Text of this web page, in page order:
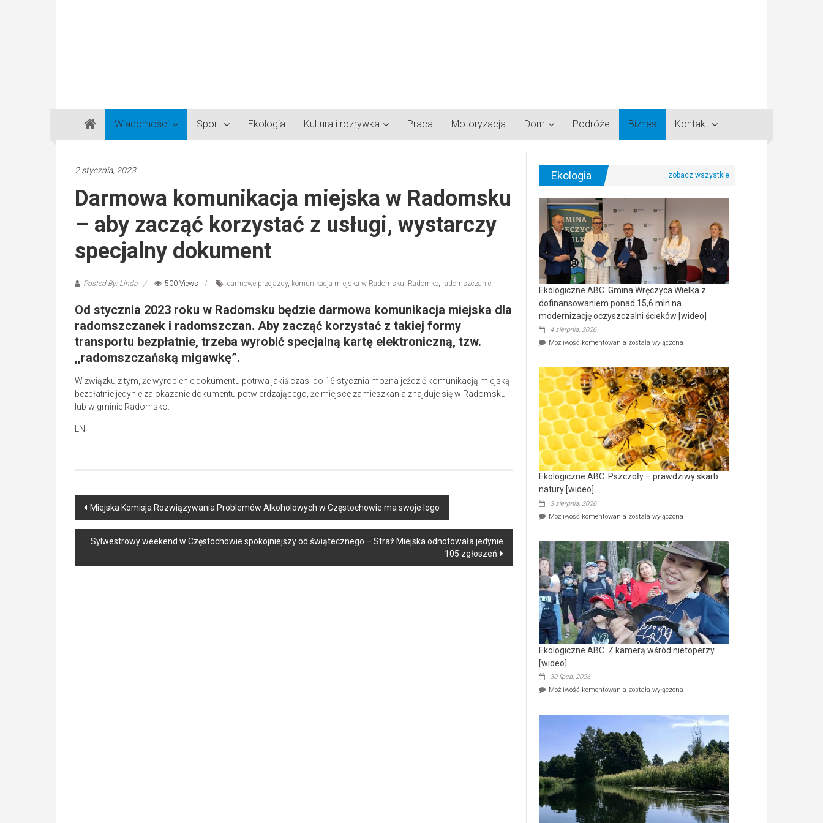
Gazeta
Regionalna
Kłobuck,
Myszków
Wiadomości Sport Ekologia Kultura i rozrywka Praca Motoryzacja Dom Podróże Biznes Kontakt
2 stycznia, 2023
Darmowa komunikacja miejska w Radomsku
– aby zacząć korzystać z usługi, wystarczy
specjalny dokument
Posted By: Linda 500 Views darmowe przejazdy, komunikacja miejska w Radomsku, Radomko, radomszczanie
Od stycznia 2023 roku w Radomsku będzie darmowa komunikacja miejska dla
radomszczanek i radomszczan. Aby zacząć korzystać z takiej formy
transportu bezpłatnie, trzeba wyrobić specjalną kartę elektroniczną, tzw.
,,radomszczańską migawkę”.
W związku z tym, że wyrobienie dokumentu potrwa jakiś czas, do 16 stycznia można jeździć komunikacją miejską
bezpłatnie jedynie za okazanie dokumentu potwierdzającego, że miejsce zamieszkania znajduje się w Radomsku
lub w gminie Radomsko.
LN
Post
navigation
Miejska Komisja Rozwiązywania Problemów Alkoholowych w Częstochowie ma swoje logo
Sylwestrowy weekend w Częstochowie spokojniejszy od świątecznego – Straż Miejska odnotowała jedynie
105 zgłoszeń
Ekologia
Ekologiczne ABC. Gmina Wręczyca Wielka z
dofinansowaniem ponad 15,6 mln na
modernizację oczyszczalni ścieków [wideo]
4 sierpnia, 2026
Możliwość komentowania Ekologiczne
Wręczyca
Wielka
z
dofinansowaniem
ponad
15,6
mln
na
modernizację
oczyszczalni
ścieków
[wideo]
została wyłączona
Ekologiczne ABC. Pszczoły – prawdziwy skarb
natury [wideo]
3 sierpnia, 2026
Możliwość komentowania Ekologiczne
–
prawdziwy
skarb
natury
[wideo]
została wyłączona
Ekologiczne ABC. Z kamerą wśród nietoperzy
[wideo]
30 lipca, 2026
Możliwość komentowania Ekologiczne
wśród
nietoperzy
[wideo]
została wyłączona